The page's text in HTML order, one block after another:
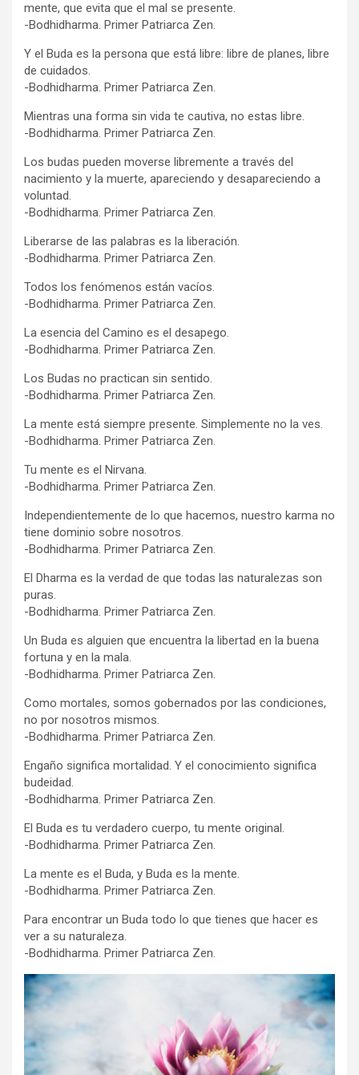
mente, que evita que el mal se presente.
-Bodhidharma. Primer Patriarca Zen.
Y el Buda es la persona que está libre: libre de planes, libre
de cuidados.
-Bodhidharma. Primer Patriarca Zen.
Mientras una forma sin vida te cautiva, no estas libre.
-Bodhidharma. Primer Patriarca Zen.
Los budas pueden moverse libremente a través del
nacimiento y la muerte, apareciendo y desapareciendo a
voluntad.
-Bodhidharma. Primer Patriarca Zen.
Liberarse de las palabras es la liberación.
-Bodhidharma. Primer Patriarca Zen.
Todos los fenómenos están vacíos.
-Bodhidharma. Primer Patriarca Zen.
La esencia del Camino es el desapego.
-Bodhidharma. Primer Patriarca Zen.
Los Budas no practican sin sentido.
-Bodhidharma. Primer Patriarca Zen.
La mente está siempre presente. Simplemente no la ves.
-Bodhidharma. Primer Patriarca Zen.
Tu mente es el Nirvana.
-Bodhidharma. Primer Patriarca Zen.
Independientemente de lo que hacemos, nuestro karma no
tiene dominio sobre nosotros.
-Bodhidharma. Primer Patriarca Zen.
El Dharma es la verdad de que todas las naturalezas son
puras.
-Bodhidharma. Primer Patriarca Zen.
Un Buda es alguien que encuentra la libertad en la buena
fortuna y en la mala.
-Bodhidharma. Primer Patriarca Zen.
Como mortales, somos gobernados por las condiciones,
no por nosotros mismos.
-Bodhidharma. Primer Patriarca Zen.
Engaño significa mortalidad. Y el conocimiento significa
budeidad.
-Bodhidharma. Primer Patriarca Zen.
El Buda es tu verdadero cuerpo, tu mente original.
-Bodhidharma. Primer Patriarca Zen.
La mente es el Buda, y Buda es la mente.
-Bodhidharma. Primer Patriarca Zen.
Para encontrar un Buda todo lo que tienes que hacer es
ver a su naturaleza.
-Bodhidharma. Primer Patriarca Zen.